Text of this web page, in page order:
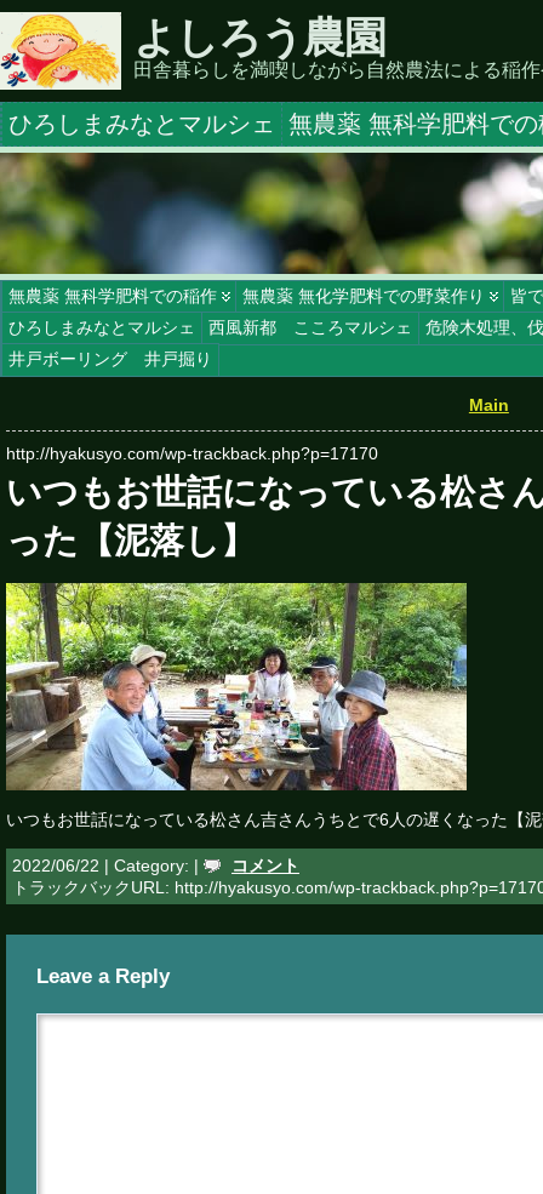
よしろう農園
田舎暮らしを満喫しながら自然農法による稲
ひろしまみなとマルシェ 無農薬 無科学肥料で
無農薬 無科学肥料での稲作 無農薬 無化学肥料での野菜作り
皆
ひろしまみなとマルシェ
西風新都 こころマルシェ
危険木処理、
井戸ボーリング 井戸掘り
Main
http://hyakusyo.com/wp-trackback.php?p=17170
いつもお世話になっている松さ
った【泥落し】
いつもお世話になっている松さん吉さんうちとで6人の遅くなった【
2022/06/22 | Category: |
コメント
トラックバックURL: http://hyakusyo.com/wp-
Leave a Reply